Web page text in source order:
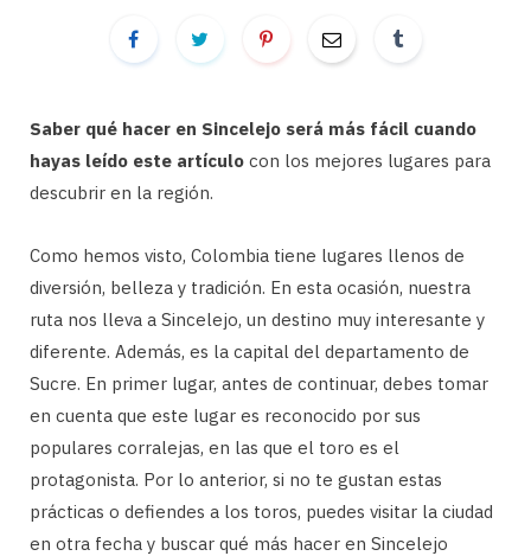
Saber qué hacer en Sincelejo será más fácil cuando
hayas leído este artículo con los mejores lugares para
descubrir en la región.
Como hemos visto, Colombia tiene lugares llenos de
diversión, belleza y tradición. En esta ocasión, nuestra
ruta nos lleva a Sincelejo, un destino muy interesante y
diferente. Además, es la capital del departamento de
Sucre. En primer lugar, antes de continuar, debes tomar
en cuenta que este lugar es reconocido por sus
populares corralejas, en las que el toro es el
protagonista. Por lo anterior, si no te gustan estas
prácticas o defiendes a los toros, puedes visitar la ciudad
en otra fecha y buscar qué más hacer en Sincelejo